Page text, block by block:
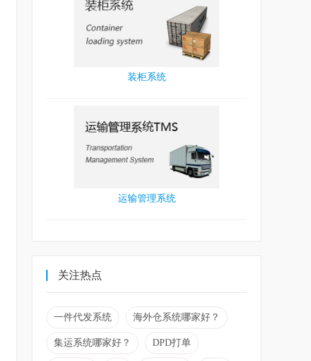
装柜系统
运输管理系统
关注热点
一件代发系统 海外仓系统哪家好？
集运系统哪家好？ DPD打单